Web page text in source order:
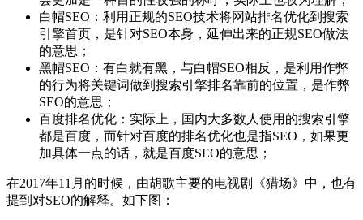
白帽SEO：利用正规的SEO技术将网站排名优化到搜索
引擎首页，是针对SEO本身，延伸出来的正规SEO做法
的意思；
黑帽SEO：有白就有黑，与白帽SEO相反，是利用作弊
的行为将关键词做到搜索引擎排名靠前的位置，是作弊
SEO的意思；
百度排名优化：实际上，国内大多数人使用的搜索引擎
都是百度，而针对百度的排名优化也是指SEO，如果更
加具体一点的话，就是百度SEO的意思；
在2017年11月的时候，由胡歌主要的电视剧《猎场》中，也有
提到对SEO的解释。如下图：